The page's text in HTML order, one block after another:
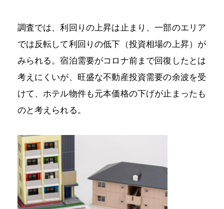
調査では、利回りの上昇は止まり、一部のエリア
では反転して利回りの低下（投資相場の上昇）が
みられる。宿泊需要がコロナ前まで回復したとは
考えにくいが、旺盛な不動産投資需要の余波を受
けて、ホテル物件も元本価格の下げが止まったも
のと考えられる。